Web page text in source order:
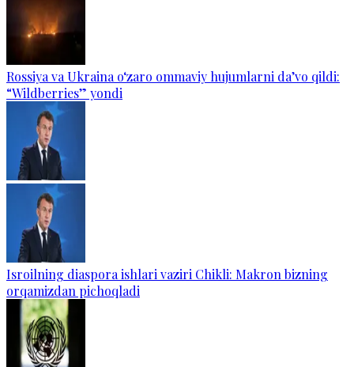
Rossiya va Ukraina o‘zaro ommaviy hujumlarni da’vo qildi:
“Wildberries” yondi
Isroilning diaspora ishlari vaziri Chikli: Makron bizning
orqamizdan pichoqladi